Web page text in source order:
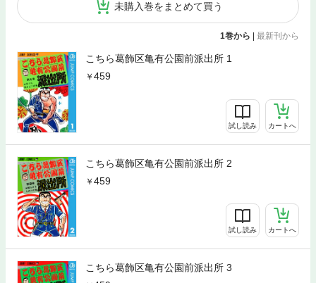
未購入巻をまとめて買う
1巻から 最新刊から
こちら葛飾区亀有公園前派出所 1
459
試し読み カートへ
こちら葛飾区亀有公園前派出所 2
459
試し読み カートへ
こちら葛飾区亀有公園前派出所 3